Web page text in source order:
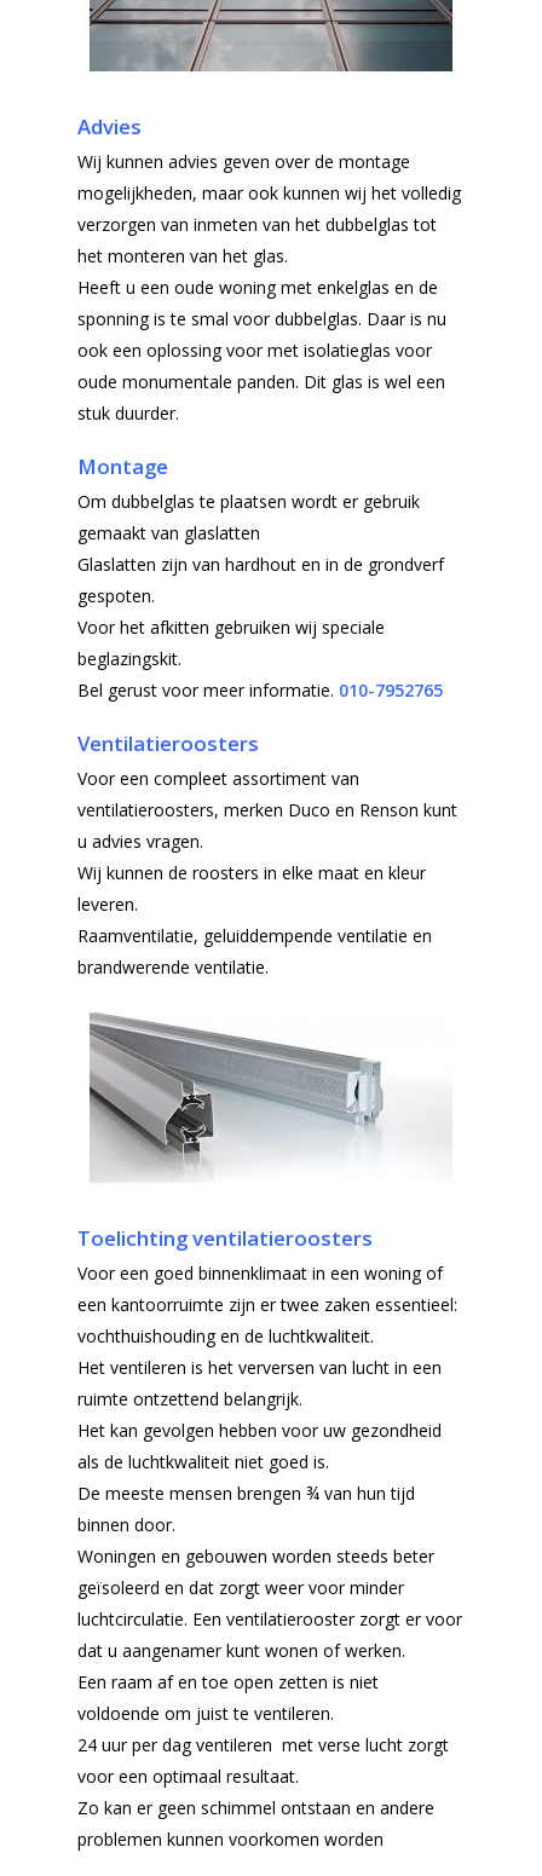
Advies
Wij kunnen advies geven over de montage
mogelijkheden, maar ook kunnen wij het volledig
verzorgen van inmeten van het dubbelglas tot
het monteren van het glas.
Heeft u een oude woning met enkelglas en de
sponning is te smal voor dubbelglas. Daar is nu
ook een oplossing voor met isolatieglas voor
oude monumentale panden. Dit glas is wel een
stuk duurder.
Montage
Om dubbelglas te plaatsen wordt er gebruik
gemaakt van glaslatten
Glaslatten zijn van hardhout en in de grondverf
gespoten.
Voor het afkitten gebruiken wij speciale
beglazingskit.
Bel gerust voor meer informatie. 010-7952765
Ventilatieroosters
Voor een compleet assortiment van
ventilatieroosters, merken Duco en Renson kunt
u advies vragen.
Wij kunnen de roosters in elke maat en kleur
leveren.
Raamventilatie, geluiddempende ventilatie en
brandwerende ventilatie.
Toelichting ventilatieroosters
Voor een goed binnenklimaat in een woning of
een kantoorruimte zijn er twee zaken essentieel:
vochthuishouding en de luchtkwaliteit.
Het ventileren is het verversen van lucht in een
ruimte ontzettend belangrijk.
Het kan gevolgen hebben voor uw gezondheid
als de luchtkwaliteit niet goed is.
De meeste mensen brengen ¾ van hun tijd
binnen door.
Woningen en gebouwen worden steeds beter
geïsoleerd en dat zorgt weer voor minder
luchtcirculatie. Een ventilatierooster zorgt er voor
dat u aangenamer kunt wonen of werken.
Een raam af en toe open zetten is niet
voldoende om juist te ventileren.
24 uur per dag ventileren met verse lucht zorgt
voor een optimaal resultaat.
Zo kan er geen schimmel ontstaan en andere
problemen kunnen voorkomen worden